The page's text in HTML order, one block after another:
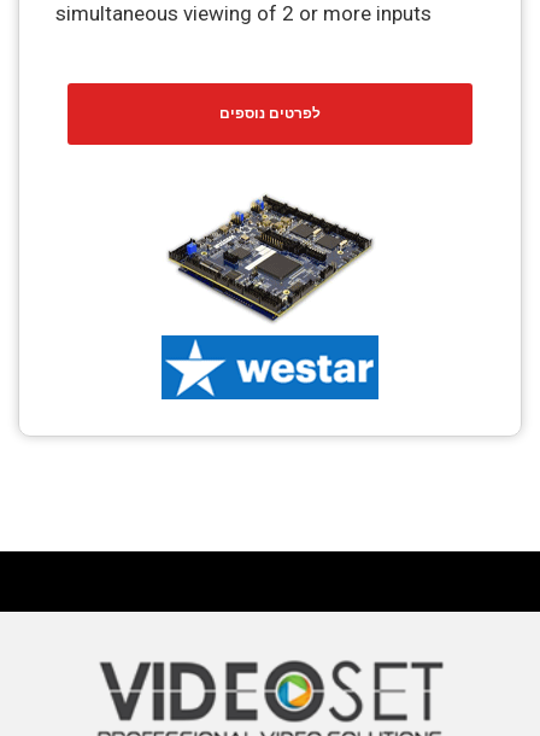
Visualizer
AV over IP
Photo Printers
simultaneous viewing of 2 or more inputs
לפרטים נוספים